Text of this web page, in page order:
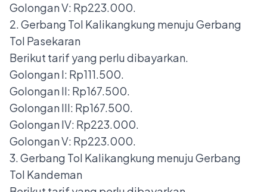
Golongan V: Rp223.000.
2. Gerbang Tol Kalikangkung menuju Gerbang
Tol Pasekaran
Berikut tarif yang perlu dibayarkan.
Golongan I: Rp111.500.
Golongan II: Rp167.500.
Golongan III: Rp167.500.
Golongan IV: Rp223.000.
Golongan V: Rp223.000.
3. Gerbang Tol Kalikangkung menuju Gerbang
Tol Kandeman